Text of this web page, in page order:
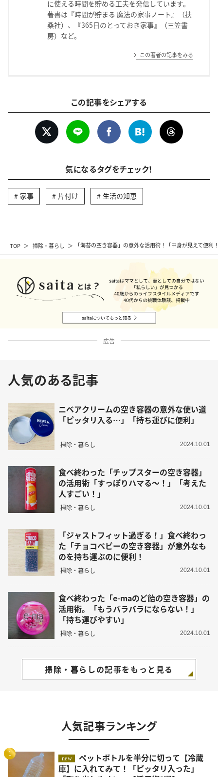
TOP 掃除・暮らし 「海苔の空き容器」の意外な活用術！「中身が見えて便
に使える時間を貯める工夫を発信しています。
著書は『時間が貯まる 魔法の家事ノート』（扶
桑社）、『365日のとっておき家事』（三笠書
房）など。
この著者の記事をみる
この記事をシェアする
気になるタグをチェック！
家事 片付け 生活の知恵
広告
人気のある記事
ニベアクリームの空き容器の意外な使い道
「ピッタリ入る…」「持ち運びに便利」
掃除・暮らし 2024.10.01
食べ終わった「チップスターの空き容器」
の活用術「すっぽりハマる～！」「考えた
人すごい！」
掃除・暮らし 2024.10.01
「ジャストフィット過ぎる！」食べ終わっ
た「チョコベビーの空き容器」が意外なも
のを持ち運ぶのに便利！
掃除・暮らし 2024.10.01
食べ終わった「e-maのど飴の空き容器」の
活用術。「もうバラバラにならない！」
「持ち運びやすい」
掃除・暮らし 2024.10.01
掃除・暮らしの記事をもっと見る
人気記事ランキング
1
new
ペットボトルを半分に切って【冷蔵
庫】に入れてみて！「ピッタリ入った」